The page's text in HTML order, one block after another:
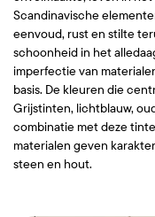
Scandinavische
eenvoud, rust en stilte
schoonheid in het
imperfectie van
basis. De kleuren die
Grijstinten, lichtblauw,
combinatie met deze
materialen geven
steen en hout.